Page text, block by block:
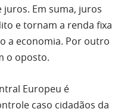
Em suma, juros
e tornam a renda fixa
a economia. Por outro
o oposto.
Europeu é
caso cidadãos da